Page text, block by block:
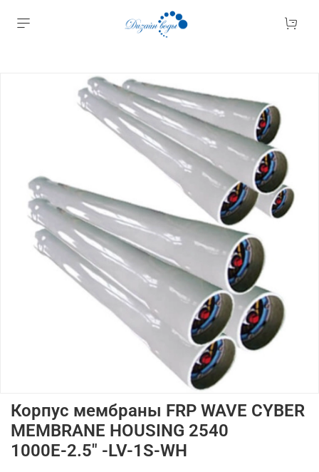
Корпус мембраны FRP WAVE CYBER
MEMBRANE HOUSING 2540
1000Е-2.5" -LV-1S-WH